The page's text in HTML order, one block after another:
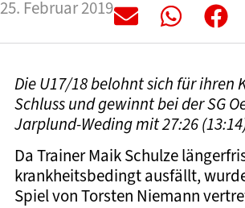
25. Februar 2019
Die U17/18 belohnt sich für ihren
Schluss und gewinnt bei der SG
Jarplund-Weding mit 27:26
Da Trainer Maik Schulze
krankheitsbedingt ausfällt,
Spiel von Torsten Niemann